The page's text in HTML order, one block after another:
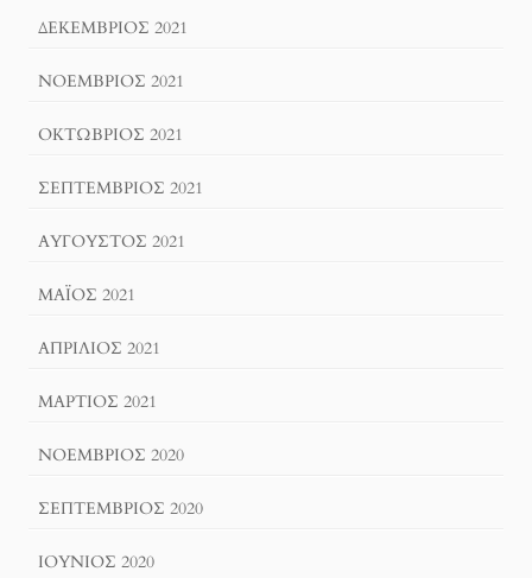
ΔΕΚΈΜΒΡΙΟΣ 2021
ΝΟΈΜΒΡΙΟΣ 2021
ΟΚΤΏΒΡΙΟΣ 2021
ΣΕΠΤΈΜΒΡΙΟΣ 2021
ΑΎΓΟΥΣΤΟΣ 2021
ΜΆΙΟΣ 2021
ΑΠΡΊΛΙΟΣ 2021
ΜΆΡΤΙΟΣ 2021
ΝΟΈΜΒΡΙΟΣ 2020
ΣΕΠΤΈΜΒΡΙΟΣ 2020
ΙΟΎΝΙΟΣ 2020